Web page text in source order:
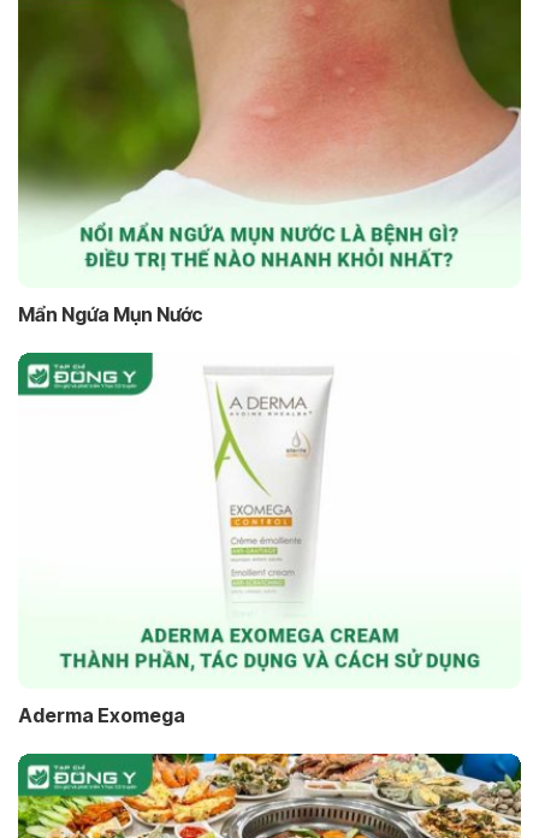
Mẩn Ngứa Mụn Nước
Aderma Exomega